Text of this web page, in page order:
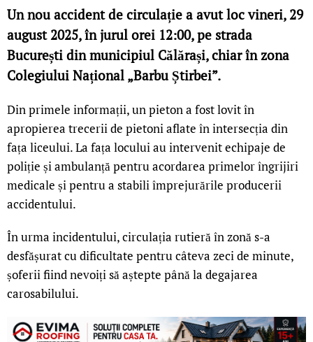
Un nou accident de circulație a avut loc vineri, 29
august 2025, în jurul orei 12:00, pe strada
București din municipiul Călărași, chiar în zona
Colegiului Național „Barbu Știrbei”.
Din primele informații, un pieton a fost lovit în
apropierea trecerii de pietoni aflate în intersecția din
fața liceului. La fața locului au intervenit echipaje de
poliție și ambulanță pentru acordarea primelor îngrijiri
medicale și pentru a stabili împrejurările producerii
accidentului.
În urma incidentului, circulația rutieră în zonă s-a
desfășurat cu dificultate pentru câteva zeci de minute,
șoferii fiind nevoiți să aștepte până la degajarea
carosabilului.